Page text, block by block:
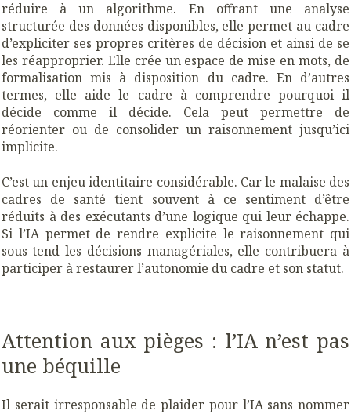
réduire à un algorithme. En offrant une analyse
structurée des données disponibles, elle permet au cadre
d’expliciter ses propres critères de décision et ainsi de se
les réapproprier. Elle crée un espace de mise en mots, de
formalisation mis à disposition du cadre. En d’autres
termes, elle aide le cadre à comprendre pourquoi il
décide comme il décide. Cela peut permettre de
réorienter ou de consolider un raisonnement jusqu’ici
implicite.
C’est un enjeu identitaire considérable. Car le malaise des
cadres de santé tient souvent à ce sentiment d’être
réduits à des exécutants d’une logique qui leur échappe.
Si l’IA permet de rendre explicite le raisonnement qui
sous-tend les décisions managériales, elle contribuera à
participer à restaurer l’autonomie du cadre et son statut.
Attention aux pièges : l’IA n’est pas
une béquille
Il serait irresponsable de plaider pour l’IA sans nommer